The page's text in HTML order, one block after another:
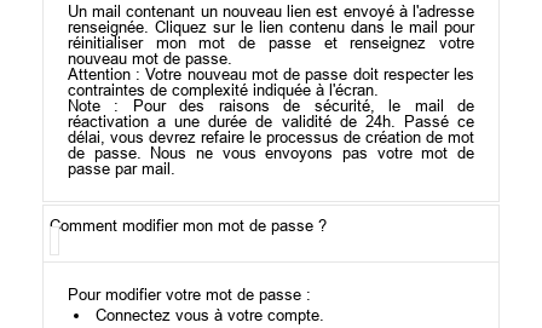
Un mail contenant un nouveau lien est envoyé à l'adresse
renseignée. Cliquez sur le lien contenu dans le mail pour
réinitialiser mon mot de passe et renseignez votre
nouveau mot de passe.
Attention : Votre nouveau mot de passe doit respecter les
contraintes de complexité indiquée à l'écran.
Note : Pour des raisons de sécurité, le mail de
réactivation a une durée de validité de 24h. Passé ce
délai, vous devrez refaire le processus de création de mot
de passe. Nous ne vous envoyons pas votre mot de
passe par mail.
Comment modifier mon mot de passe ?
Pour modifier votre mot de passe :
Connectez vous à votre compte.